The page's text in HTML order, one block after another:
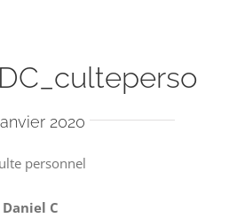
2020
personnel
Daniel C